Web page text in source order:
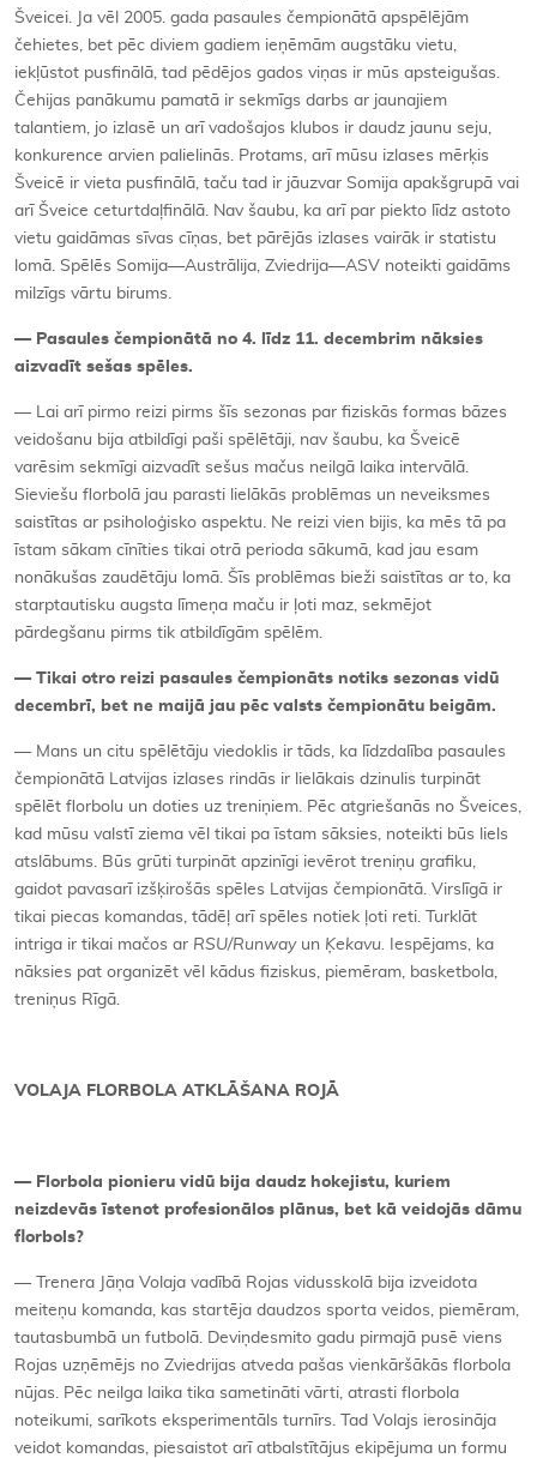
Šveicei. Ja vēl 2005. gada pasaules čempionātā apspēlējām
čehietes, bet pēc diviem gadiem ieņēmām augstāku vietu,
iekļūstot pusfinālā, tad pēdējos gados viņas ir mūs apsteigušas.
Čehijas panākumu pamatā ir sekmīgs darbs ar jaunajiem
talantiem, jo izlasē un arī vadošajos klubos ir daudz jaunu seju,
konkurence arvien palielinās. Protams, arī mūsu izlases mērķis
Šveicē ir vieta pusfinālā, taču tad ir jāuzvar Somija apakšgrupā vai
arī Šveice ceturtdaļfinālā. Nav šaubu, ka arī par piekto līdz astoto
vietu gaidāmas sīvas cīņas, bet pārējās izlases vairāk ir statistu
lomā. Spēlēs Somija—Austrālija, Zviedrija—ASV noteikti gaidāms
milzīgs vārtu birums.
— Pasaules čempionātā no 4. līdz 11. decembrim nāksies
aizvadīt sešas spēles.
— Lai arī pirmo reizi pirms šīs sezonas par fiziskās formas bāzes
veidošanu bija atbildīgi paši spēlētāji, nav šaubu, ka Šveicē
varēsim sekmīgi aizvadīt sešus mačus neilgā laika intervālā.
Sieviešu florbolā jau parasti lielākās problēmas un neveiksmes
saistītas ar psiholoģisko aspektu. Ne reizi vien bijis, ka mēs tā pa
īstam sākam cīnīties tikai otrā perioda sākumā, kad jau esam
nonākušas zaudētāju lomā. Šīs problēmas bieži saistītas ar to, ka
starptautisku augsta līmeņa maču ir ļoti maz, sekmējot
pārdegšanu pirms tik atbildīgām spēlēm.
— Tikai otro reizi pasaules čempionāts notiks sezonas vidū
decembrī, bet ne maijā jau pēc valsts čempionātu beigām.
— Mans un citu spēlētāju viedoklis ir tāds, ka līdzdalība pasaules
čempionātā Latvijas izlases rindās ir lielākais dzinulis turpināt
spēlēt florbolu un doties uz treniņiem. Pēc atgriešanās no Šveices,
kad mūsu valstī ziema vēl tikai pa īstam sāksies, noteikti būs liels
atslābums. Būs grūti turpināt apzinīgi ievērot treniņu grafiku,
gaidot pavasarī izšķirošās spēles Latvijas čempionātā. Virslīgā ir
tikai piecas komandas, tādēļ arī spēles notiek ļoti reti. Turklāt
intriga ir tikai mačos ar RSU/Runway un Ķekavu. Iespējams, ka
nāksies pat organizēt vēl kādus fiziskus, piemēram, basketbola,
treniņus Rīgā.
VOLAJA FLORBOLA ATKLĀŠANA ROJĀ
— Florbola pionieru vidū bija daudz hokejistu, kuriem
neizdevās īstenot profesionālos plānus, bet kā veidojās dāmu
florbols?
— Trenera Jāņa Volaja vadībā Rojas vidusskolā bija izveidota
meiteņu komanda, kas startēja daudzos sporta veidos, piemēram,
tautasbumbā un futbolā. Deviņdesmito gadu pirmajā pusē viens
Rojas uzņēmējs no Zviedrijas atveda pašas vienkāršākās florbola
nūjas. Pēc neilga laika tika sametināti vārti, atrasti florbola
noteikumi, sarīkots eksperimentāls turnīrs. Tad Volajs ierosināja
veidot komandas, piesaistot arī atbalstītājus ekipējuma un formu